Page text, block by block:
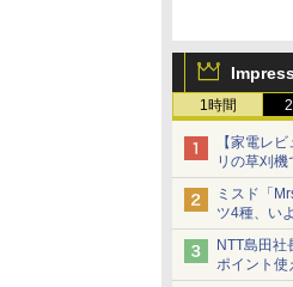
1時間
【家電レ
リの草刈
ミスド「
ツ4種、い
NTT島田社
ポイント使